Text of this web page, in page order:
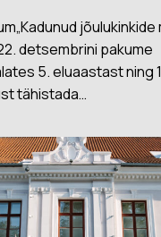
jõulukinkide
detsembrini pakume
5. eluaastast ning
tähistada…